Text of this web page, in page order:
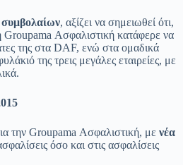
, αξίζει να σημειωθεί ότι,
Ασφαλιστική κατάφερε να
της στα DAF, ενώ στα ομαδικά
της τρεις μεγάλες εταιρείες, με
την Groupama Ασφαλιστική, με νέα
όσο και στις ασφαλίσεις